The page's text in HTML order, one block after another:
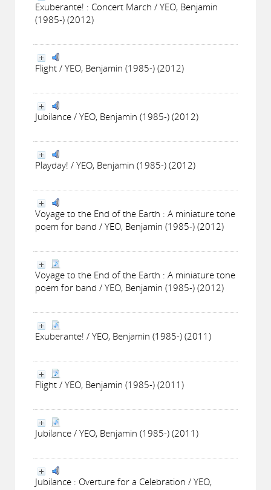
Exuberante! : Concert March / YEO, Benjamin
(1985-) (2012)
Flight / YEO, Benjamin (1985-) (2012)
Jubilance / YEO, Benjamin (1985-) (2012)
Playday! / YEO, Benjamin (1985-) (2012)
Voyage to the End of the Earth : A miniature tone
poem for band / YEO, Benjamin (1985-) (2012)
Voyage to the End of the Earth : A miniature tone
poem for band / YEO, Benjamin (1985-) (2012)
Exuberante! / YEO, Benjamin (1985-) (2011)
Flight / YEO, Benjamin (1985-) (2011)
Jubilance / YEO, Benjamin (1985-) (2011)
Jubilance : Overture for a Celebration / YEO,